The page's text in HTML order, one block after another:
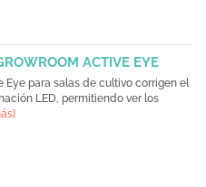
ACTIVE EYE
Eye para salas de cultivo corrigen el
LED, permitiendo ver los